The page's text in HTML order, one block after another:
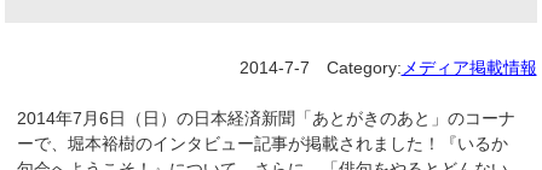
2014-7-7 Category: メディア掲載情報
2014年7月6日（日）の日本経済新聞「あとがきのあと」のコーナ
ーで、堀本裕樹のインタビュー記事が掲載されました！『いるか